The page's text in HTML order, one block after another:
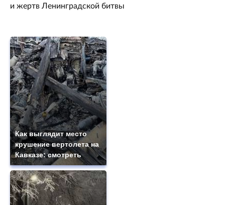
и жертв Ленинградской битвы
Как выглядит место
крушение вертолета на
Кавказе: смотреть